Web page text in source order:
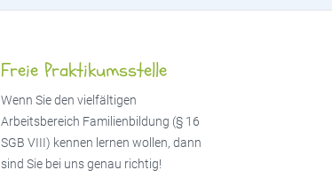
Freie Praktikumsstelle
Wenn Sie den vielfältigen
Arbeitsbereich Familienbildung (§ 16
SGB VIII) kennen lernen wollen, dann
sind Sie bei uns genau richtig!